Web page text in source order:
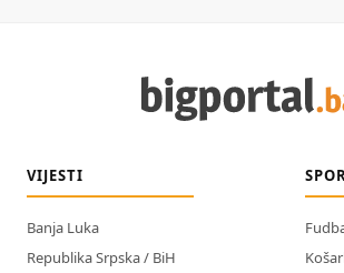
VIJESTI
Banja Luka
Republika Srpska / BiH